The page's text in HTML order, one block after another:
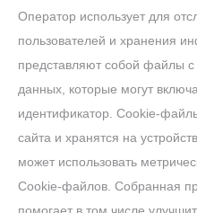
Оператор использует для
пользователей и хранения
представляют собой файлы
данных, которые могут
идентификатор. Cookie-
сайта и хранятся на
может использовать
Cookie-файлов. Собранная